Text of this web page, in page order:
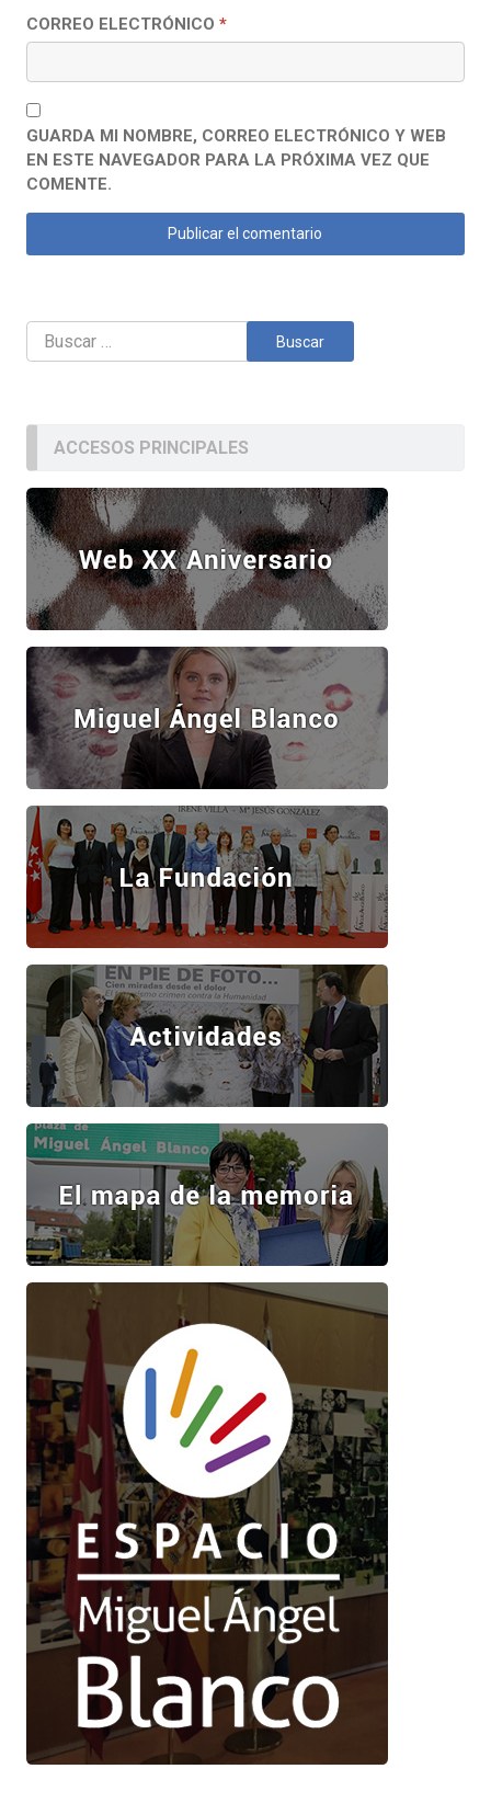
CORREO ELECTRÓNICO *
GUARDA MI NOMBRE, CORREO ELECTRÓNICO Y WEB
EN ESTE NAVEGADOR PARA LA PRÓXIMA VEZ QUE
COMENTE.
Buscar:
ACCESOS PRINCIPALES